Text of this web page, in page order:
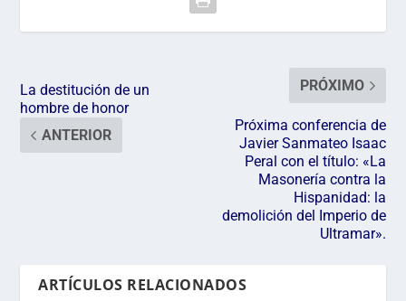
La destitución de un
hombre de honor
ANTERIOR
PRÓXIMO
Próxima conferencia de
Javier Sanmateo Isaac
Peral con el título: «La
Masonería contra la
Hispanidad: la
demolición del Imperio de
Ultramar».
ARTÍCULOS RELACIONADOS